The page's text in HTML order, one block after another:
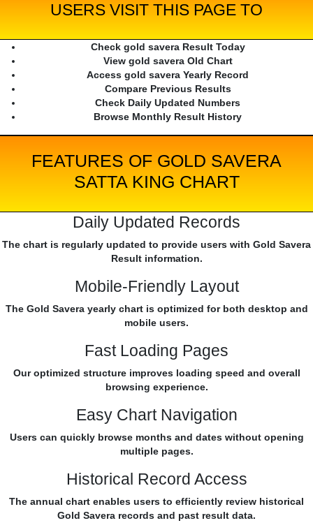
USERS VISIT THIS PAGE TO
Check gold savera Result Today
View gold savera Old Chart
Access gold savera Yearly Record
Compare Previous Results
Check Daily Updated Numbers
Browse Monthly Result History
FEATURES OF GOLD SAVERA
SATTA KING CHART
Daily Updated Records
The chart is regularly updated to provide users with Gold Savera
Result information.
Mobile-Friendly Layout
The Gold Savera yearly chart is optimized for both desktop and
mobile users.
Fast Loading Pages
Our optimized structure improves loading speed and overall
browsing experience.
Easy Chart Navigation
Users can quickly browse months and dates without opening
multiple pages.
Historical Record Access
The annual chart enables users to efficiently review historical
Gold Savera records and past result data.